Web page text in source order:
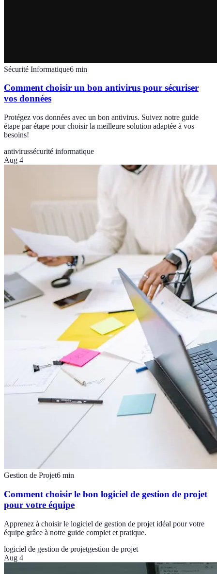
Sécurité Informatique6 min
Comment choisir un bon antivirus pour sécuriser
vos données
Protégez vos données avec un bon antivirus. Suivez notre guide
étape par étape pour choisir la meilleure solution adaptée à vos
besoins!
antivirussécurité informatique
Aug 4
Gestion de Projet6 min
Comment choisir le bon logiciel de gestion de projet
pour votre équipe
Apprenez à choisir le logiciel de gestion de projet idéal pour votre
équipe grâce à notre guide complet et pratique.
logiciel de gestion de projetgestion de projet
Aug 4